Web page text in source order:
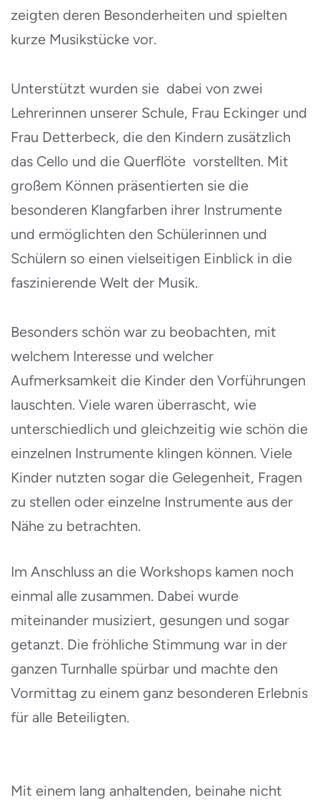
zeigten deren Besonderheiten und spielten
kurze Musikstücke vor.
Unterstützt wurden sie dabei von zwei
Lehrerinnen unserer Schule, Frau Eckinger und
Frau Detterbeck, die den Kindern zusätzlich
das Cello und die Querflöte vorstellten. Mit
großem Können präsentierten sie die
besonderen Klangfarben ihrer Instrumente
und ermöglichten den Schülerinnen und
Schülern so einen vielseitigen Einblick in die
faszinierende Welt der Musik.
Besonders schön war zu beobachten, mit
welchem Interesse und welcher
Aufmerksamkeit die Kinder den Vorführungen
lauschten. Viele waren überrascht, wie
unterschiedlich und gleichzeitig wie schön die
einzelnen Instrumente klingen können. Viele
Kinder nutzten sogar die Gelegenheit, Fragen
zu stellen oder einzelne Instrumente aus der
Nähe zu betrachten.
Im Anschluss an die Workshops kamen noch
einmal alle zusammen. Dabei wurde
miteinander musiziert, gesungen und sogar
getanzt. Die fröhliche Stimmung war in der
ganzen Turnhalle spürbar und machte den
Vormittag zu einem ganz besonderen Erlebnis
für alle Beteiligten.
Mit einem lang anhaltenden, beinahe nicht